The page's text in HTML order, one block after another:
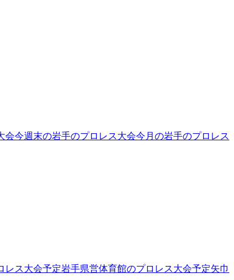
会今週末の岩手のプロレス大会今月の岩手のプロレス
レス大会予定岩手県営体育館のプロレス大会予定矢巾